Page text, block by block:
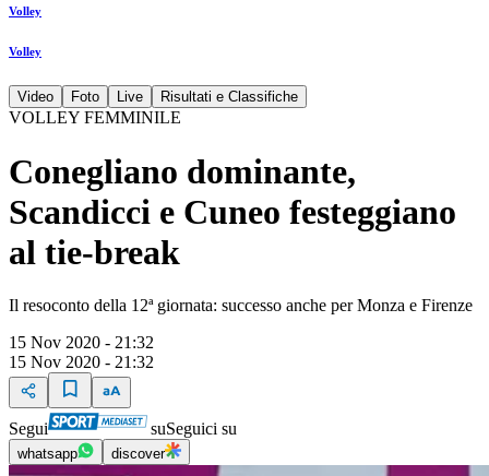
Volley
Volley
Video Foto Live Risultati e Classifiche
VOLLEY FEMMINILE
Conegliano dominante,
Scandicci e Cuneo festeggiano
al tie-break
Il resoconto della 12ª giornata: successo anche per Monza e Firenze
15 Nov 2020 - 21:32
15 Nov 2020 - 21:32
Segui suSeguici su
whatsapp discover